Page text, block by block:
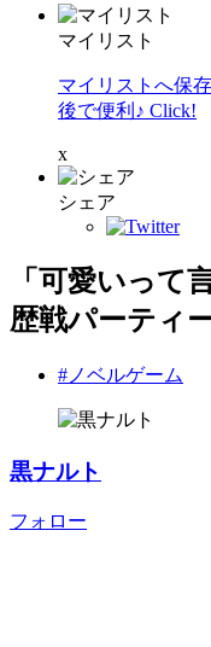
マイリスト
マイリストへ保存
後で便利♪ Click!
x
シェア
「可愛いって
歴戦パーティ
#ノベルゲーム
黒ナルト
フォロー